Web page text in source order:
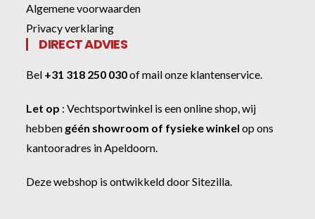
Algemene voorwaarden
Privacy verklaring
DIRECT ADVIES
Bel +31 318 250 030ofmail onze klantenservice.
Let op :Vechtsportwinkel is een online shop, wij
hebben géén showroom of fysieke winkel op ons
kantooradres in Apeldoorn.
Deze webshop is ontwikkeld doorSitezilla.